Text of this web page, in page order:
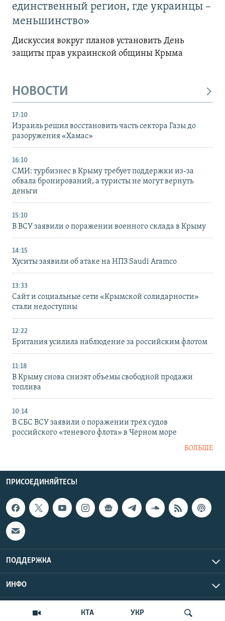
КТА УКР
единственный регион, где украинцы –
меньшинство»
Дискуссия вокруг планов установить День
защиты прав украинской общины Крыма
НОВОСТИ
17:10
Израиль решил восстановить часть сектора Газы до
разоружения «Хамас»
16:10
СМИ: турбизнес в Крыму требует поддержки из-за
обвала бронирований, а туристы не могут вернуть
деньги
15:10
В ВСУ заявили о поражении военного склада в Крыму
14:15
Хуситы заявили об атаке на НПЗ Saudi Aramco
13:33
Сайт и социальные сети «Крымской солидарности»
стали недоступны
12:22
Британия усилила наблюдение за российским флотом
11:18
В Крыму снова снизят объемы свободной продажи
топлива
10:14
В СБС ВСУ заявили о поражении трех судов
российского «теневого флота» в Черном море
БОЛЬШЕ
ПРИСОЕДИНЯЙТЕСЬ!
ПОДДЕРЖКА
ИНФО
Copyright Крым.Реалии, 2026 | Все права защищены.
UTC+3